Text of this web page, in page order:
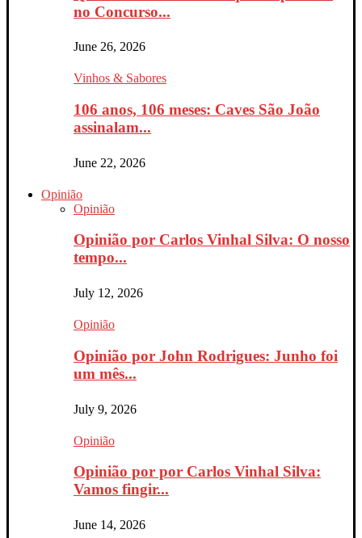
no Concurso...
June 26, 2026
Vinhos & Sabores
106 anos, 106 meses: Caves São João
assinalam...
June 22, 2026
Opinião
Opinião
Opinião por Carlos Vinhal Silva: O nosso
tempo...
July 12, 2026
Opinião
Opinião por John Rodrigues: Junho foi
um mês...
July 9, 2026
Opinião
Opinião por por Carlos Vinhal Silva:
Vamos fingir...
June 14, 2026